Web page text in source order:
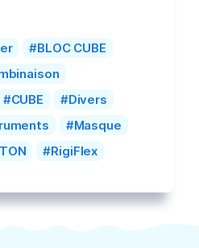
BLOC CUBE
CUBE
Divers
Masque
RigiFlex